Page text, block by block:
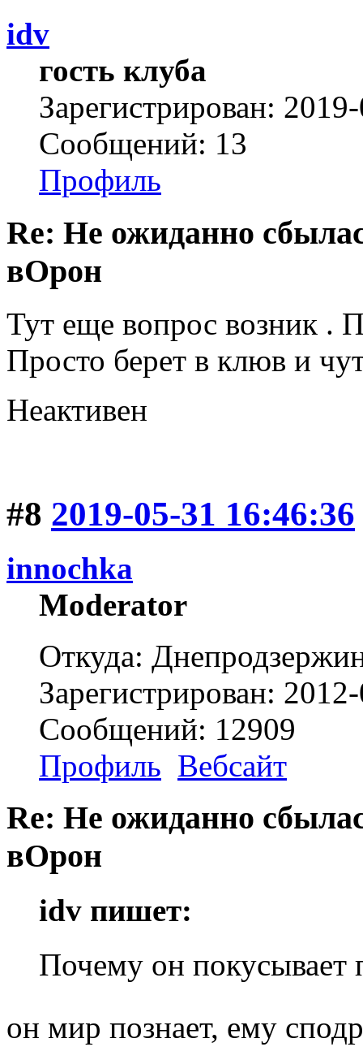
idv
гость клуба
Зарегистрирован:
Сообщений: 13
Профиль
Re: Не ожиданно
вОрон
Тут еще вопрос возник .
Просто берет в клюв и
Неактивен
#8 2019-05-31 16:46:36
innochka
Moderator
Откуда:
Зарегистрирован:
Сообщений: 12909
Профиль Вебсайт
Re: Не ожиданно
вОрон
idv пишет:
Почему он покусывает
он мир познает, ему